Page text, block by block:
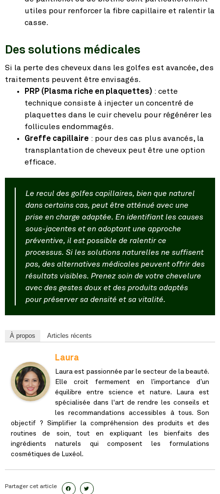
utiles pour renforcer la fibre capillaire et ralentir la
casse.
Des solutions médicales
Si la perte des cheveux dans les golfes est avancée, des
traitements peuvent être envisagés.
PRP (Plasma riche en plaquettes) : cette
technique consiste à injecter un concentré de
plaquettes dans le cuir chevelu pour régénérer les
follicules endommagés.
Greffe capillaire : pour des cas plus avancés, la
transplantation de cheveux peut être une option
efficace.
Le recul des golfes capillaires, bien que naturel
dans certains cas, peut être atténué avec une
prise en charge adaptée. En identifiant les causes
sous-jacentes et en adoptant une approche
préventive, il est possible de ralentir ce
processus. Si les solutions naturelles ne suffisent
pas, des alternatives médicales peuvent offrir des
résultats visibles. Prenez soin de votre chevelure
avec des gestes doux et des produits adaptés
pour préserver sa densité et sa vitalité.
À propos Articles récents
Laura
Laura est passionnée par le secteur de la beauté.
Elle croit fermement en l’importance d’un
équilibre entre science et nature. Laura est
spécialisée dans l'art de rendre les conseils et
les recommandations accessibles à tous. Son
objectif ? Simplifier la compréhension des produits et des
routines de soin, tout en expliquant les bienfaits des
ingrédients naturels qui composent les formulations
cosmétiques de Luxéol.
Partager cet article